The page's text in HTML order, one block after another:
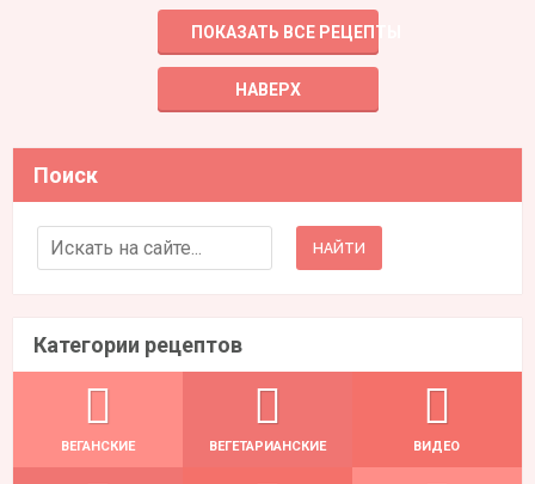
ПОКАЗАТЬ ВСЕ РЕЦЕПТЫ
НАВЕРХ
Поиск
Search for:
Категории рецептов
ВЕГАНСКИЕ ВЕГЕТАРИАНСКИЕ ВИДЕО